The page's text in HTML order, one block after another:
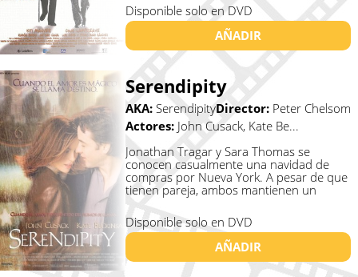
Disponible solo en DVD
AÑADIR
Serendipity
AKA: SerendipityDirector: Peter Chelsom
Actores: John Cusack, Kate Be...
Jonathan Tragar y Sara Thomas se
conocen casualmente una navidad de
compras por Nueva York. A pesar de que
tienen pareja, ambos mantienen un
romántic...
Disponible solo en DVD
AÑADIR